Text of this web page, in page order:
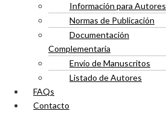
Información para Autores
Normas de Publicación
Documentación
Complementaria
Envío de Manuscritos
Listado de Autores
FAQs
Contacto